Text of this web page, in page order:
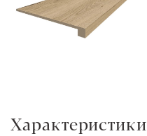
Характеристики